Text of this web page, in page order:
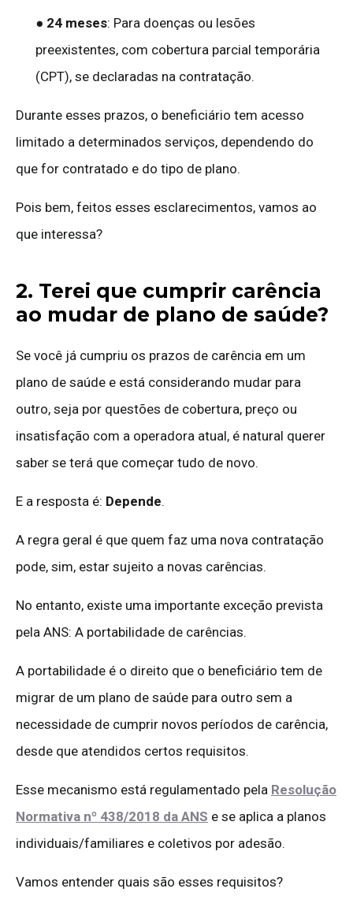
● 24 meses: Para doenças ou lesões
preexistentes, com cobertura parcial temporária
(CPT), se declaradas na contratação.
Durante esses prazos, o beneficiário tem acesso
limitado a determinados serviços, dependendo do
que for contratado e do tipo de plano.
Pois bem, feitos esses esclarecimentos, vamos ao
que interessa?
2. Terei que cumprir carência
ao mudar de plano de saúde?
Se você já cumpriu os prazos de carência em um
plano de saúde e está considerando mudar para
outro, seja por questões de cobertura, preço ou
insatisfação com a operadora atual, é natural querer
saber se terá que começar tudo de novo.
E a resposta é: Depende.
A regra geral é que quem faz uma nova contratação
pode, sim, estar sujeito a novas carências.
No entanto, existe uma importante exceção prevista
pela ANS: A portabilidade de carências.
A portabilidade é o direito que o beneficiário tem de
migrar de um plano de saúde para outro sem a
necessidade de cumprir novos períodos de carência,
desde que atendidos certos requisitos.
Esse mecanismo está regulamentado pela Resolução
Normativa nº 438/2018 da ANS e se aplica a planos
individuais/familiares e coletivos por adesão.
Vamos entender quais são esses requisitos?